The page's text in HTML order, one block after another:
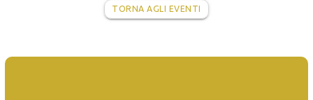
TORNA AGLI EVENTI